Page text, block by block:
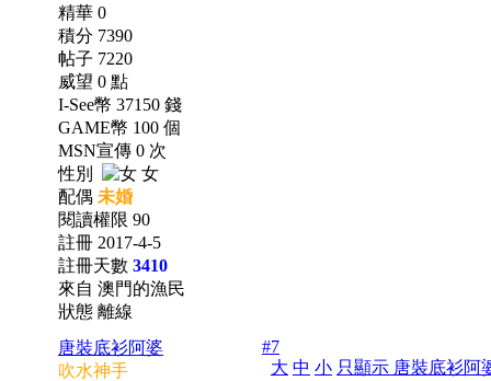
精華 0
積分 7390
帖子 7220
威望 0 點
I-See幣 37150 錢
GAME幣 100 個
MSN宣傳 0 次
性別
女
配偶 未婚
閱讀權限 90
註冊 2017-4-5
註冊天數 3410
來自 澳門的漁民
狀態 離線
唐裝底衫阿婆
吹水神手
#7
大 中 小 只顯示 唐裝底衫阿